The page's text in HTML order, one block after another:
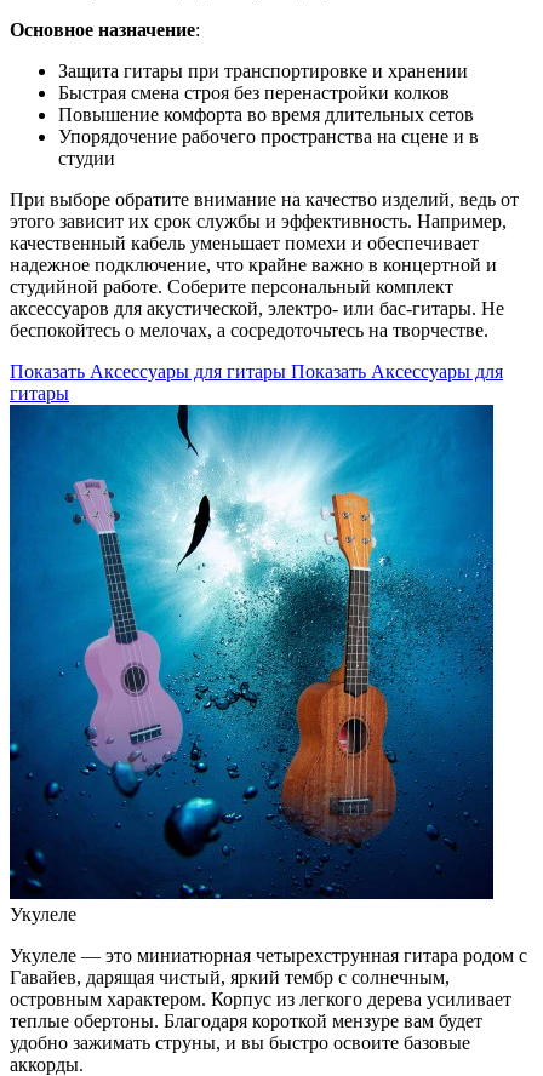
Основное назначение:
Защита гитары при транспортировке и хранении
Быстрая смена строя без перенастройки колков
Повышение комфорта во время длительных сетов
Упорядочение рабочего пространства на сцене и в
студии
При выборе обратите внимание на качество изделий, ведь от
этого зависит их срок службы и эффективность. Например,
качественный кабель уменьшает помехи и обеспечивает
надежное подключение, что крайне важно в концертной и
студийной работе. Соберите персональный комплект
аксессуаров для акустической, электро- или бас-гитары. Не
беспокойтесь о мелочах, а сосредоточьтесь на творчестве.
Показать Аксессуары для гитары Показать Аксессуары для
гитары
Укулеле
Укулеле — это миниатюрная четырехструнная гитара родом с
Гавайев, дарящая чистый, яркий тембр с солнечным,
островным характером. Корпус из легкого дерева усиливает
теплые обертоны. Благодаря короткой мензуре вам будет
удобно зажимать струны, и вы быстро освоите базовые
аккорды.